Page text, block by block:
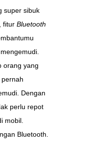
super sibuk
fitur Bluetooth
orang yang
Dengan
perlu repot
mobil.
Bluetooth.